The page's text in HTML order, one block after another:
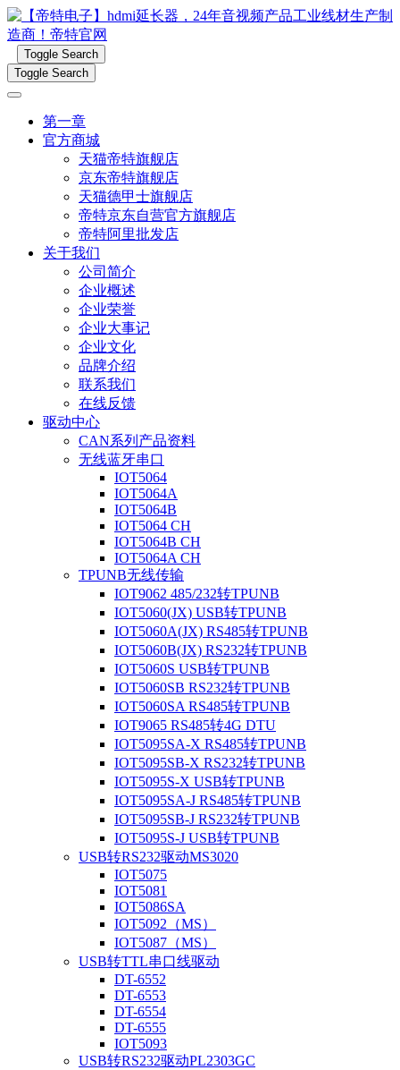
Toggle Search
Toggle Search
第一章
官方商城
天猫帝特旗舰店
京东帝特旗舰店
天猫德甲士旗舰店
帝特京东自营官方旗舰店
帝特阿里批发店
关于我们
公司简介
企业概述
企业荣誉
企业大事记
企业文化
品牌介绍
联系我们
在线反馈
驱动中心
CAN系列产品资料
无线蓝牙串口
IOT5064
IOT5064A
IOT5064B
IOT5064 CH
IOT5064B CH
IOT5064A CH
TPUNB无线传输
IOT9062 485/232转TPUNB
IOT5060(JX) USB转TPUNB
IOT5060A(JX) RS485转TPUNB
IOT5060B(JX) RS232转TPUNB
IOT5060S USB转TPUNB
IOT5060SB RS232转TPUNB
IOT5060SA RS485转TPUNB
IOT9065 RS485转4G DTU
IOT5095SA-X RS485转TPUNB
IOT5095SB-X RS232转TPUNB
IOT5095S-X USB转TPUNB
IOT5095SA-J RS485转TPUNB
IOT5095SB-J RS232转TPUNB
IOT5095S-J USB转TPUNB
USB转RS232驱动MS3020
IOT5075
IOT5081
IOT5086SA
IOT5092（MS）
IOT5087（MS）
USB转TTL串口线驱动
DT-6552
DT-6553
DT-6554
DT-6555
IOT5093
USB转RS232驱动PL2303GC